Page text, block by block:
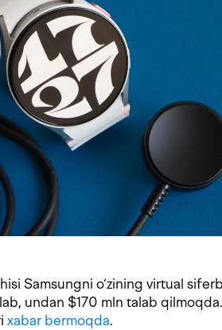
Samsungni o‘zining virtual
undan $170 mln talab
xabar bermoqda.